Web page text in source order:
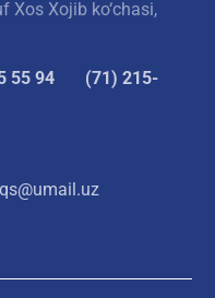
Xos Xojib ko‘chasi,
55 94
(71) 215-